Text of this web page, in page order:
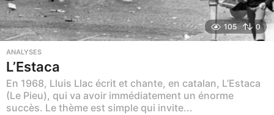
105 0
ANALYSES
L’Estaca
En 1968, Lluis Llac écrit et chante, en catalan, L’Estaca
(Le Pieu), qui va avoir immédiatement un énorme
succès. Le thème est simple qui invite...